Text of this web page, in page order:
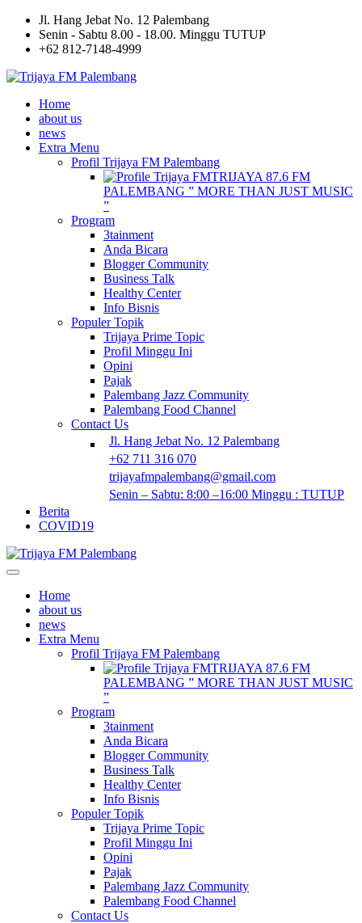
Jl. Hang Jebat No. 12 Palembang
Senin - Sabtu 8.00 - 18.00. Minggu TUTUP
+62 812-7148-4999
Home
about us
news
Extra Menu
Profil Trijaya FM Palembang
TRIJAYA 87.6 FM
PALEMBANG ” MORE THAN JUST MUSIC
”
Program
3tainment
Anda Bicara
Blogger Community
Business Talk
Healthy Center
Info Bisnis
Populer Topik
Trijaya Prime Topic
Profil Minggu Ini
Opini
Pajak
Palembang Jazz Community
Palembang Food Channel
Contact Us
Jl. Hang Jebat No. 12 Palembang
+62 711 316 070
trijayafmpalembang@gmail.com
Senin – Sabtu: 8:00 –16:00 Minggu : TUTUP
Berita
COVID19
Home
about us
news
Extra Menu
Profil Trijaya FM Palembang
TRIJAYA 87.6 FM
PALEMBANG ” MORE THAN JUST MUSIC
”
Program
3tainment
Anda Bicara
Blogger Community
Business Talk
Healthy Center
Info Bisnis
Populer Topik
Trijaya Prime Topic
Profil Minggu Ini
Opini
Pajak
Palembang Jazz Community
Palembang Food Channel
Contact Us